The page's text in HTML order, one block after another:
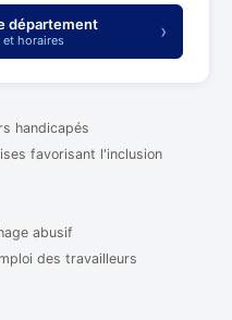
département
et horaires ›
handicapés
favorisant l'inclusion
abusif
des travailleurs